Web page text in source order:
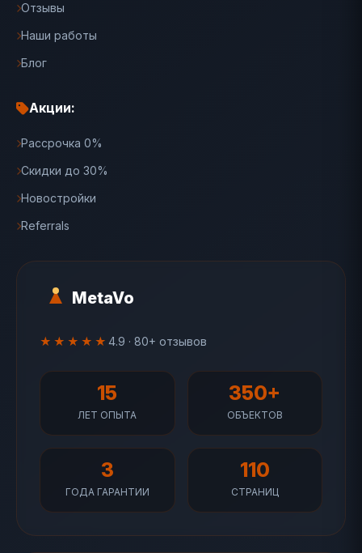
MetaVo
★★★★★ 4.9 · 80+ отзывов
15
ЛЕТ ОПЫТА
350+
ОБЪЕКТОВ
3
ГОДА ГАРАНТИИ
110
СТРАНИЦ
Отзывы
Наши работы
Блог
Акции:
Рассрочка 0%
Скидки до 30%
Новостройки
Referrals